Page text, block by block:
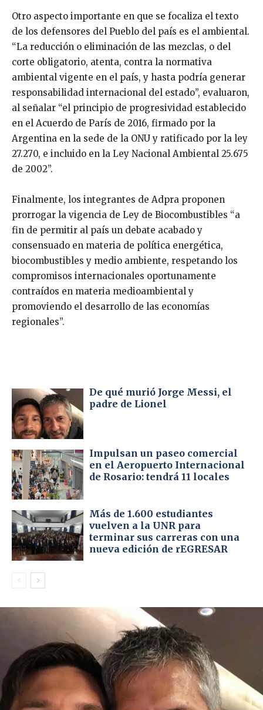
Otro aspecto importante en que se focaliza el texto
de los defensores del Pueblo del país es el ambiental.
“La reducción o eliminación de las mezclas, o del
corte obligatorio, atenta, contra la normativa
ambiental vigente en el país, y hasta podría generar
responsabilidad internacional del estado”, evaluaron,
al señalar “el principio de progresividad establecido
en el Acuerdo de París de 2016, firmado por la
Argentina en la sede de la ONU y ratificado por la ley
27.270, e incluido en la Ley Nacional Ambiental 25.675
de 2002”.
Finalmente, los integrantes de Adpra proponen
prorrogar la vigencia de Ley de Biocombustibles “a
fin de permitir al país un debate acabado y
consensuado en materia de política energética,
biocombustibles y medio ambiente, respetando los
compromisos internacionales oportunamente
contraídos en materia medioambiental y
promoviendo el desarrollo de las economías
regionales”.
De qué murió Jorge Messi, el
padre de Lionel
Impulsan un paseo comercial
en el Aeropuerto Internacional
de Rosario: tendrá 11 locales
Más de 1.600 estudiantes
vuelven a la UNR para
terminar sus carreras con una
nueva edición de rEGRESAR